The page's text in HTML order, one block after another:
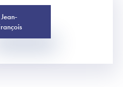
Jean-